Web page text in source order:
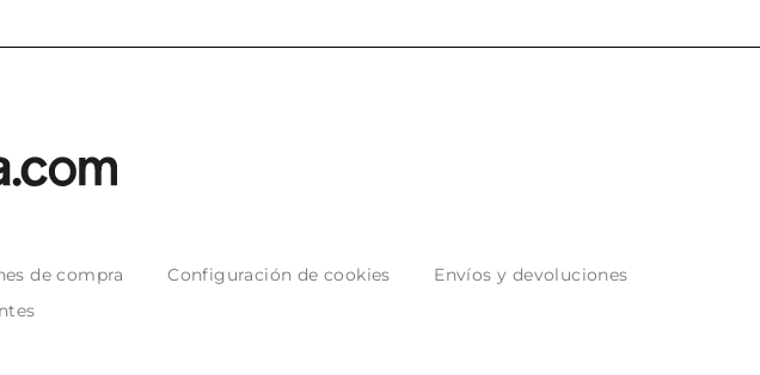
de compra Configuración de cookies
Envíos y devoluciones